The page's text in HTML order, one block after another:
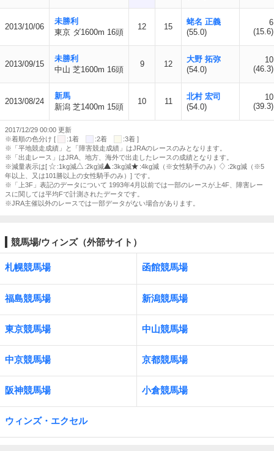
2013/10/06
未勝利
東京 ダ1600m 16頭
12 15
蛯名 正義
(55.0)
6
(15.6)
2013/09/15
未勝利
中山 芝1600m 16頭
9 12
大野 拓弥
(54.0)
10
(46.3)
2013/08/24
新馬
新潟 芝1400m 15頭
10 11
北村 宏司
(54.0)
10
(39.3)
2017/12/29 00:00 更新
※着順の色分け [
:1着 :2着
:3着 ]
※「平地競走成績」と「障害競走成績」はJRAのレースのみとなります。
※「出走レース」はJRA、地方、海外で出走したレースの成績となります。
※減量表示は[
:1kg減 :2kg減 :3kg減 :4kg減（※女性騎手のみ）
:2kg減（※5
年以上、又は101勝以上の女性騎手のみ）] です。
※「上3F」表記のデータについて 1993年4月以前では一部のレースが上4F、障害レー
スに関しては平均Fで計測されたデータです。
※JRA主催以外のレースでは一部データがない場合があります。
競馬場/ウィンズ（外部サイト）
札幌競馬場 函館競馬場
福島競馬場 新潟競馬場
東京競馬場 中山競馬場
中京競馬場 京都競馬場
阪神競馬場 小倉競馬場
ウィンズ・エクセル